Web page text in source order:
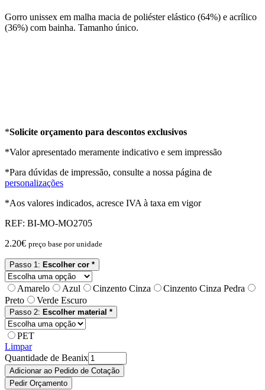
Gorro unissex em malha macia de poliéster elástico (64%) e acrílico
(36%) com bainha. Tamanho único.
*Solicite orçamento para descontos exclusivos
*Valor apresentado meramente indicativo e sem impressão
*Para dúvidas de impressão, consulte a nossa página de
personalizações
*Aos valores indicados, acresce IVA à taxa em vigor
REF: BI-MO-MO2705
2.20€ preço base por unidade
Passo 1: Escolher cor *
Amarelo Azul Cinzento Cinza
Cinzento Cinza Pedra
Preto
Verde Escuro
Passo 2: Escolher material *
PET
Limpar
Quantidade de Beanix
Adicionar ao Pedido de Cotação
Pedir Orçamento